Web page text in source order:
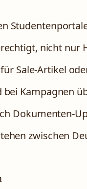
nicht nur
Sale-Artikel
Kampagnen
Dokumenten-
zwischen